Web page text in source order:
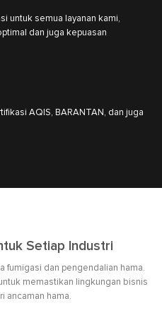
untuk semua layanan kami,
dan juga kepuasan
AQIS, BARANTAN, dan juga
Setiap Industri
fumigasi dan pengendalian hama.
memastikan lingkungan bisnis
ancaman hama.